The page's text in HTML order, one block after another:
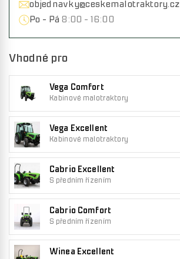
objednavky@ceskemalotraktory.cz
Po - Pá 8:00 - 16:00
Vhodné pro
Vega Comfort
Kabinové malotraktory
Vega Excellent
Kabinové malotraktory
Cabrio Excellent
S předním řízením
Cabrio Comfort
S předním řízením
Winea Excellent